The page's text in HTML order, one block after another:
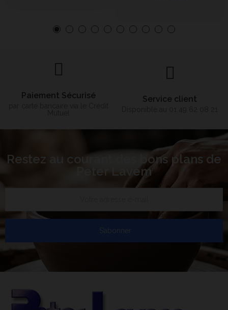
Paiement Sécurisé Service client
Restez au courant des bons plans de
Peter Lavem
S’abonner